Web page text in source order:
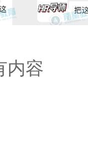
内容